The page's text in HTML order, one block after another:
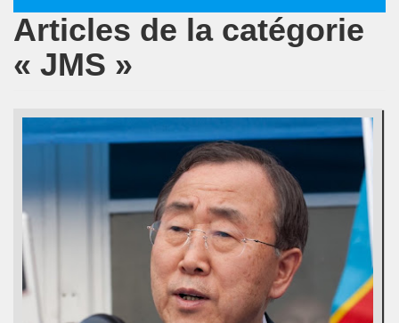
Articles de la catégorie
« JMS »